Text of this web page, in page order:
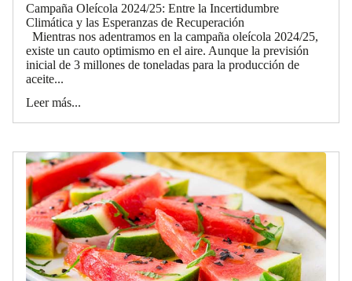
Campaña Oleícola 2024/25: Entre la Incertidumbre
Climática y las Esperanzas de Recuperación
Mientras nos adentramos en la campaña oleícola 2024/25,
existe un cauto optimismo en el aire. Aunque la previsión
inicial de 3 millones de toneladas para la producción de
aceite...
Leer más...